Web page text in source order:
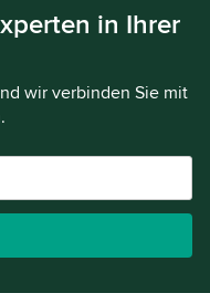
in Ihrer
wir verbinden Sie mit